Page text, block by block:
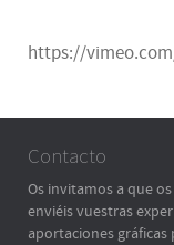
https://
Contacto
Os invitamos a que
enviéis vuestras
aportaciones